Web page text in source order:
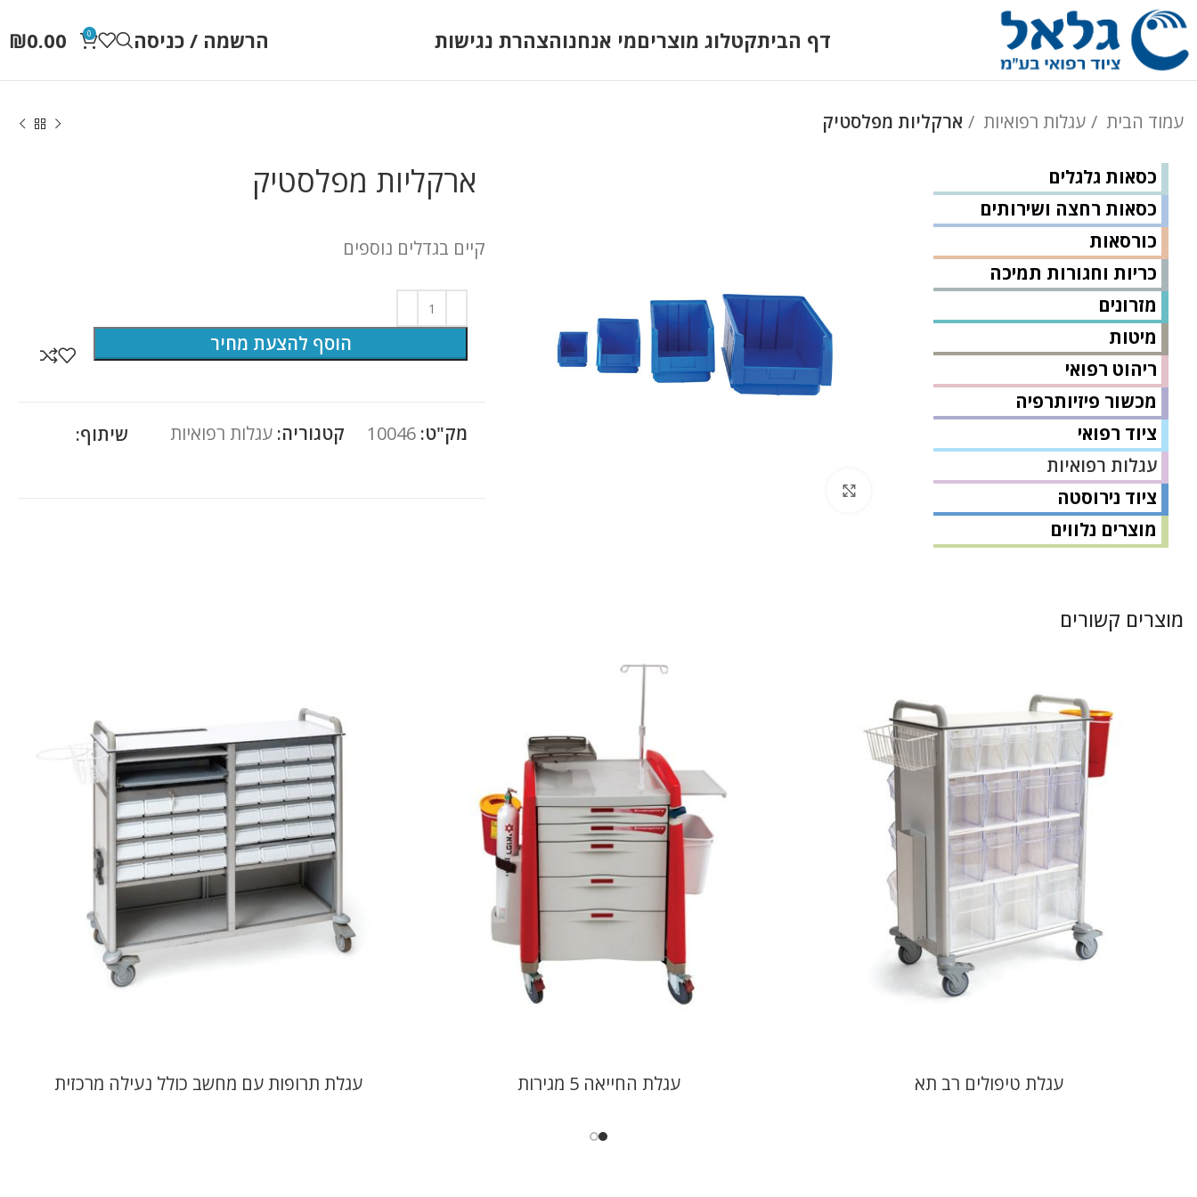
דף הביתקטלוג מוצריםמי אנחנוהצהרת נגישות הרשמה / כניסה 0
₪0.00
עמוד הבית עגלות רפואיות ארקליות מפלסטיק
כסאות גלגלים
כסאות רחצה ושירותים
כורסאות
כריות וחגורות תמיכה
מזרונים
מיטות
ריהוט רפואי
מכשור פיזיותרפיה
ציוד רפואי
עגלות רפואיות
ציוד נירוסטה
מוצרים נלווים
ארקליות מפלסטיק
קיים בגדלים נוספים
הוסף להצעת מחיר
מק"ט: 10046 קטגוריה: עגלות רפואיות שיתוף:
מוצרים קשורים
עגלת טיפולים רב תא עגלת החייאה 5 מגירות עגלת תרופות עם מחשב כולל נעילה מרכזית